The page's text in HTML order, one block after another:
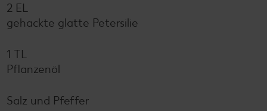
2 EL
gehackte glatte Petersilie
1 TL
Pflanzenöl
Salz und Pfeffer